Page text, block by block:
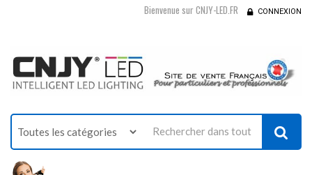
Bienvenue sur CNJY-LED.FR CONNEXION